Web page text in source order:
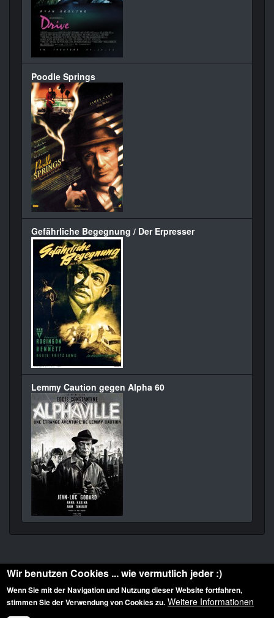
Poodle Springs
Gefährliche Begegnung / Der Erpresser
Lemmy Caution gegen Alpha 60
Diese Website ist urheberrechtlich geschützt: © 2010-2026 der Film Noir de. Alle
Rechte vorbehalten.
Wir benutzen Cookies ... wie vermutlich jeder :)
Wenn Sie mit der Navigation und Nutzung dieser Website fortfahren,
stimmen Sie der Verwendung von Cookies zu. Weitere Informationen